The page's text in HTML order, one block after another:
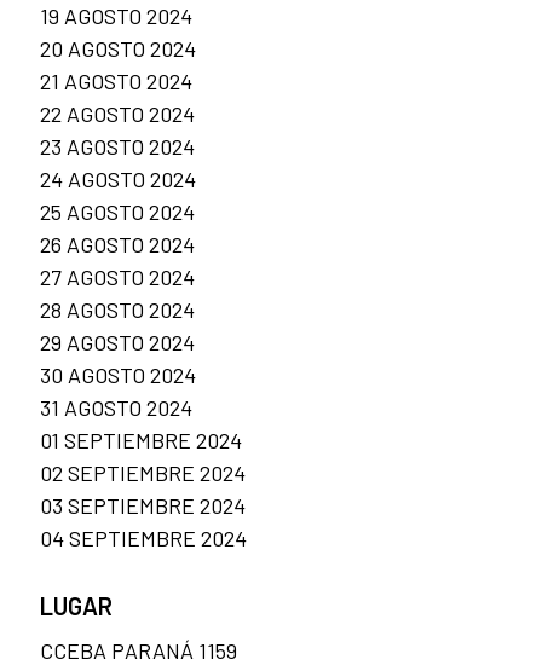
19 AGOSTO 2024
20 AGOSTO 2024
21 AGOSTO 2024
22 AGOSTO 2024
23 AGOSTO 2024
24 AGOSTO 2024
25 AGOSTO 2024
26 AGOSTO 2024
27 AGOSTO 2024
28 AGOSTO 2024
29 AGOSTO 2024
30 AGOSTO 2024
31 AGOSTO 2024
01 SEPTIEMBRE 2024
02 SEPTIEMBRE 2024
03 SEPTIEMBRE 2024
04 SEPTIEMBRE 2024
LUGAR
CCEBA PARANÁ 1159